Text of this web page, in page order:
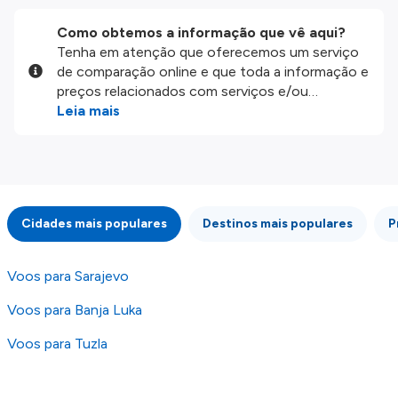
Como obtemos a informação que vê aqui?
Tenha em atenção que oferecemos um serviço
de comparação online e que toda a informação e
preços relacionados com serviços e/ou
produtos disponíveis no nosso website são
integridade ou pela precisão da informação
publicada, por isso verifique com atenção todas
as condições no website do parceiro antes de
fazer uma reserva. Para mais detalhes verifique
os nossos
Leia mais
Cidades mais populares Destinos mais populares
Voos para Sarajevo
Voos para Banja Luka
Voos para Tuzla